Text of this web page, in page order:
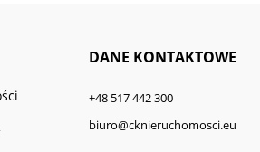
DANE KONTAKTOWE
+48 517 442 300
biuro@cknieruchomosci.eu